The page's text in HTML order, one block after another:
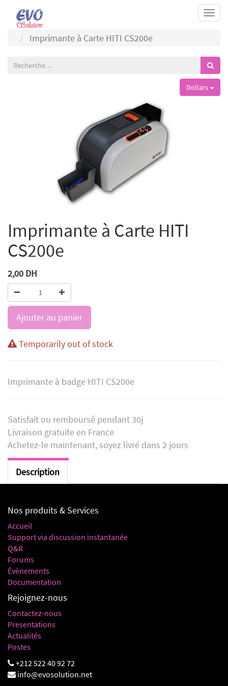
Imprimante à Carte HITI CS200e
Dollars
Imprimante à Carte HITI
CS200e
2,00 DH
Ajouter au panier
Temporarily out of stock
Imprimante à badge HITI CS200e
Satisfait ou remboursé pendant 30j
Livraison gratuite en France
Achetez-le maintenant, soyez livré dans 2 jours
Description
Nos produits & Services
Accueil
Support via discussion instantanée
Q&R
Forums
Évènements
Documentation
Rejoignez-nous
Contactez-nous
Presentations
Actualités
Postes
+212 522 40 92 72
info@evosolution.net